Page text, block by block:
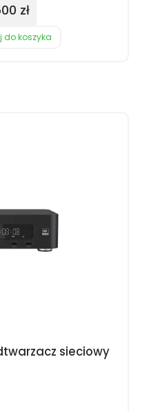
zł
do koszyka
sieciowy